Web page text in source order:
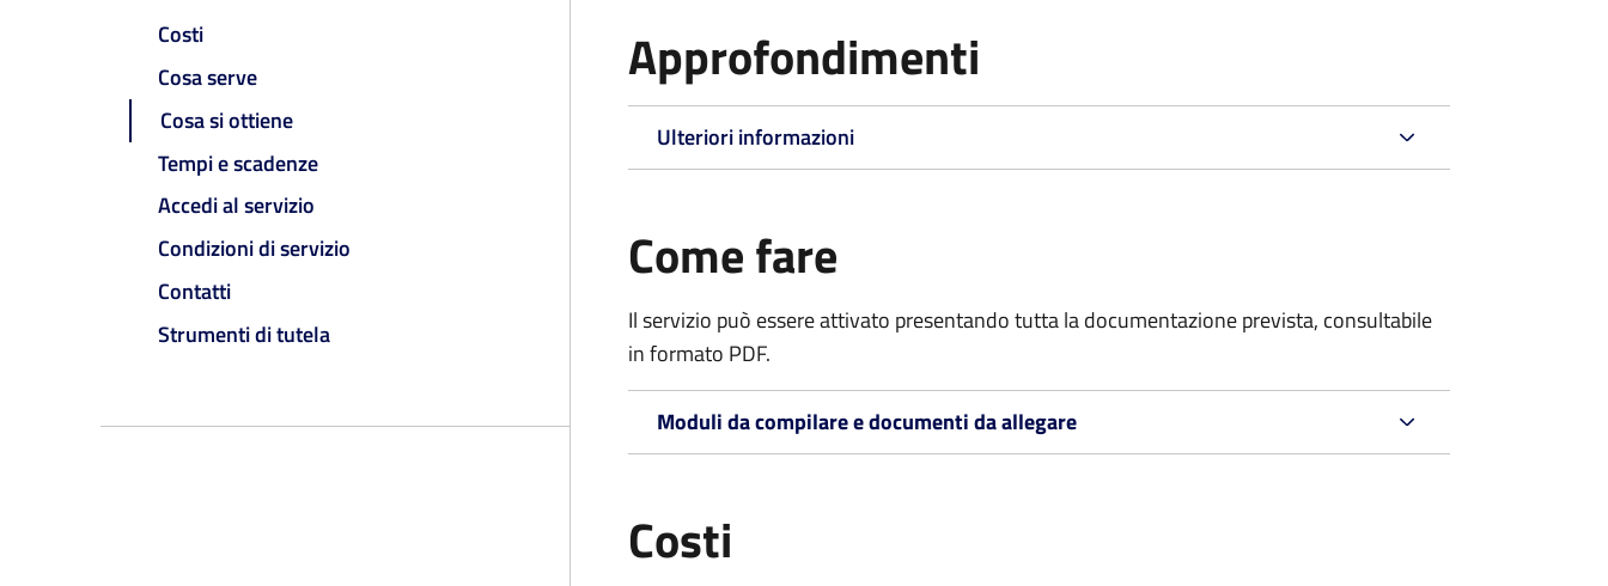
Costi
Cosa serve
Cosa si ottiene
Tempi e scadenze
Accedi al servizio
Condizioni di servizio
Contatti
Strumenti di tutela
Approfondimenti
Ulteriori informazioni
Come fare
Il servizio può essere attivato presentando tutta la documentazione prevista, consultabile
in formato PDF.
Moduli da compilare e documenti da allegare
Costi